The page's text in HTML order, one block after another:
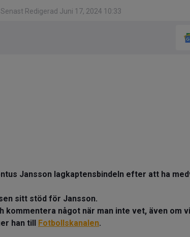
Senast Redigerad Juni 17, 2024 10:33
Jansson lagkaptensbindeln efter att ha
sitt stöd för Jansson.
kommentera något när man inte vet, även om
han till Fotbollskanalen.